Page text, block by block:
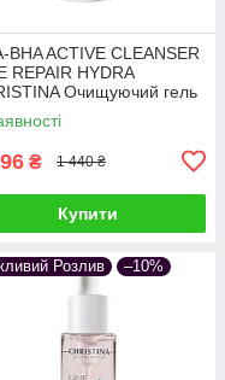
BHA ACTIVE CLEANSER
REPAIR HYDRA
Очищуючий гель
BHA кислотами 250 мл
₴ 1 440 ₴
Купити
Розлив –10%